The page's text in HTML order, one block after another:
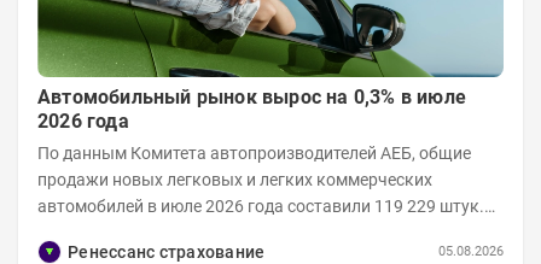
Автомобильный рынок вырос на 0,3% в июле
2026 года
По данным Комитета автопроизводителей АЕБ, общие
продажи новых легковых и легких коммерческих
автомобилей в июле 2026 года составили 119 229 штук.
Ренессанс страхование
05.08.2026